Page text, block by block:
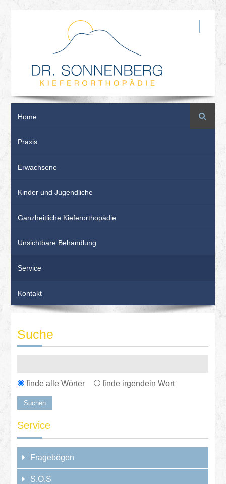
Home
Praxis
Erwachsene
Kinder und Jugendliche
Ganzheitliche Kieferorthopädie
Unsichtbare Behandlung
Service
Kontakt
Suche
Suche
finde alle Wörter finde irgendein Wort
Service
Fragebögen
S.O.S